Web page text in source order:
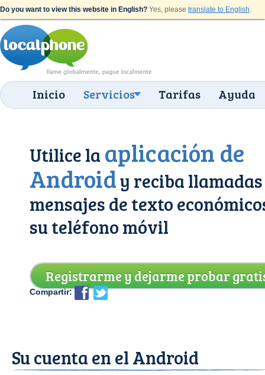
Do you want to view this website in English? Yes, please translate to English.
Inicio Servicios Tarifas Ayuda
Utilice la aplicación de
Androidy reciba
mensajes de texto
su teléfono móvil
Registrarme y dejarme probar
Compartir:
Su cuenta en el Android